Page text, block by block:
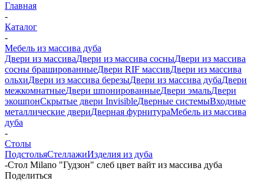
Главная
-
Каталог
-
Мебель из массива дуба
Двери из массиваДвери из массива сосныДвери из массива
сосны брашированныеДвери RIF массивДвери из массива
ольхиДвери из массива березыДвери из массива дубаДвери
межкомнатныеДвери шпонированныеДвери эмальДвери
экошпонСкрытые двери InvisibleДверные системыВходные
металлические двериДверная фурнитураМебель из массива
дуба
-
Столы
ПодстольяСтеллажиИзделия из дуба
-Стол Milano "Гудзон" слеб цвет вайт из массива дуба
Поделиться